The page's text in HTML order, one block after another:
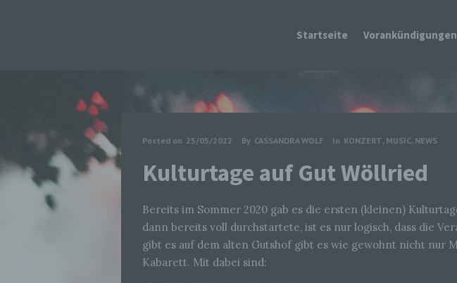
Startseite Vorankündigungen
Posted on 25/05/2022 By CASSANDRA WOLF In KONZERT, MUSIC, NEWS
Kulturtage auf Gut Wöllried
Bereits im Sommer 2020 gab es die ersten (kleinen)
dann bereits voll durchstartete, ist es nur logisch, dass die
gibt es auf dem alten Gutshof gibt es wie gewohnt nicht nur
Kabarett. Mit dabei sind: